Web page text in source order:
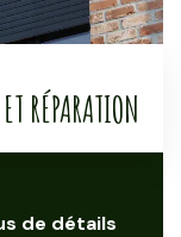
de détails
RÉPARATION